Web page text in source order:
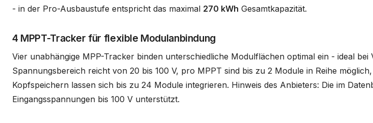
- in der Pro-Ausbaustufe entspricht das maximal 270 kWh Gesamtkapazität.
4 MPPT-Tracker für flexible Modulanbindung
Vier unabhängige MPP-Tracker binden unterschiedliche Modulflächen optimal ein - ideal
Spannungsbereich reicht von 20 bis 100 V, pro MPPT sind bis zu 2 Module in Reihe
Kopfspeichern lassen sich bis zu 24 Module integrieren. Hinweis des Anbieters: Die im
Eingangsspannungen bis 100 V unterstützt.